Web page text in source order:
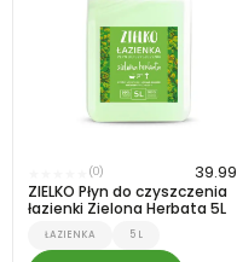
(0) 39.99
ZIELKO Płyn do czyszczenia
łazienki Zielona Herbata 5L
ŁAZIENKA 5 L